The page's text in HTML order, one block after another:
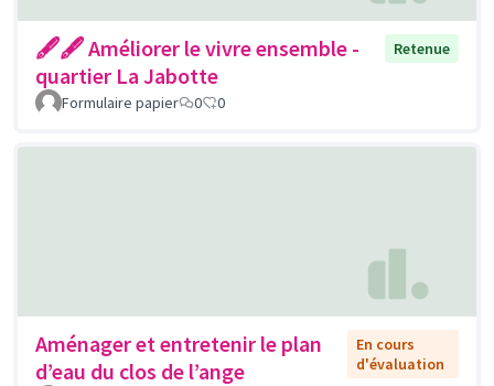
🖋🖋 Améliorer le vivre ensemble -
quartier La Jabotte
Retenue
Formulaire papier 0 0
Aménager et entretenir le plan
d’eau du clos de l’ange
En cours
d'évaluation